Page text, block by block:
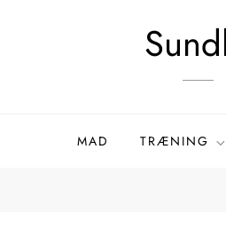
MAD TRÆNING